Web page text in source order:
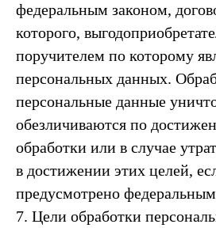
федеральным законом,
которого,
поручителем по которому
персональных данных.
персональные данные
обезличиваются по
обработки или в случае
в достижении этих целей,
предусмотрено
7. Цели обработки